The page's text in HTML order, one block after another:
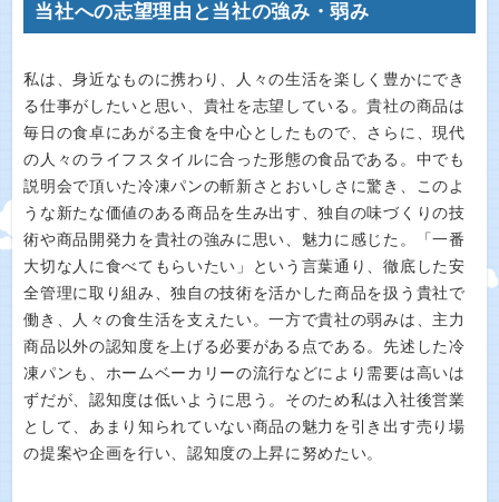
当社への志望理由と当社の強み・弱み
私は、身近なものに携わり、人々の生活を楽しく豊かにでき
る仕事がしたいと思い、貴社を志望している。貴社の商品は
毎日の食卓にあがる主食を中心としたもので、さらに、現代
の人々のライフスタイルに合った形態の食品である。中でも
説明会で頂いた冷凍パンの斬新さとおいしさに驚き、このよ
うな新たな価値のある商品を生み出す、独自の味づくりの技
術や商品開発力を貴社の強みに思い、魅力に感じた。「一番
大切な人に食べてもらいたい」という言葉通り、徹底した安
全管理に取り組み、独自の技術を活かした商品を扱う貴社で
働き、人々の食生活を支えたい。一方で貴社の弱みは、主力
商品以外の認知度を上げる必要がある点である。先述した冷
凍パンも、ホームベーカリーの流行などにより需要は高いは
ずだが、認知度は低いように思う。そのため私は入社後営業
として、あまり知られていない商品の魅力を引き出す売り場
の提案や企画を行い、認知度の上昇に努めたい。